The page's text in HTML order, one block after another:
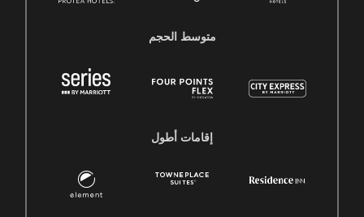
متوسط ​​الحجم
إقامات أطول